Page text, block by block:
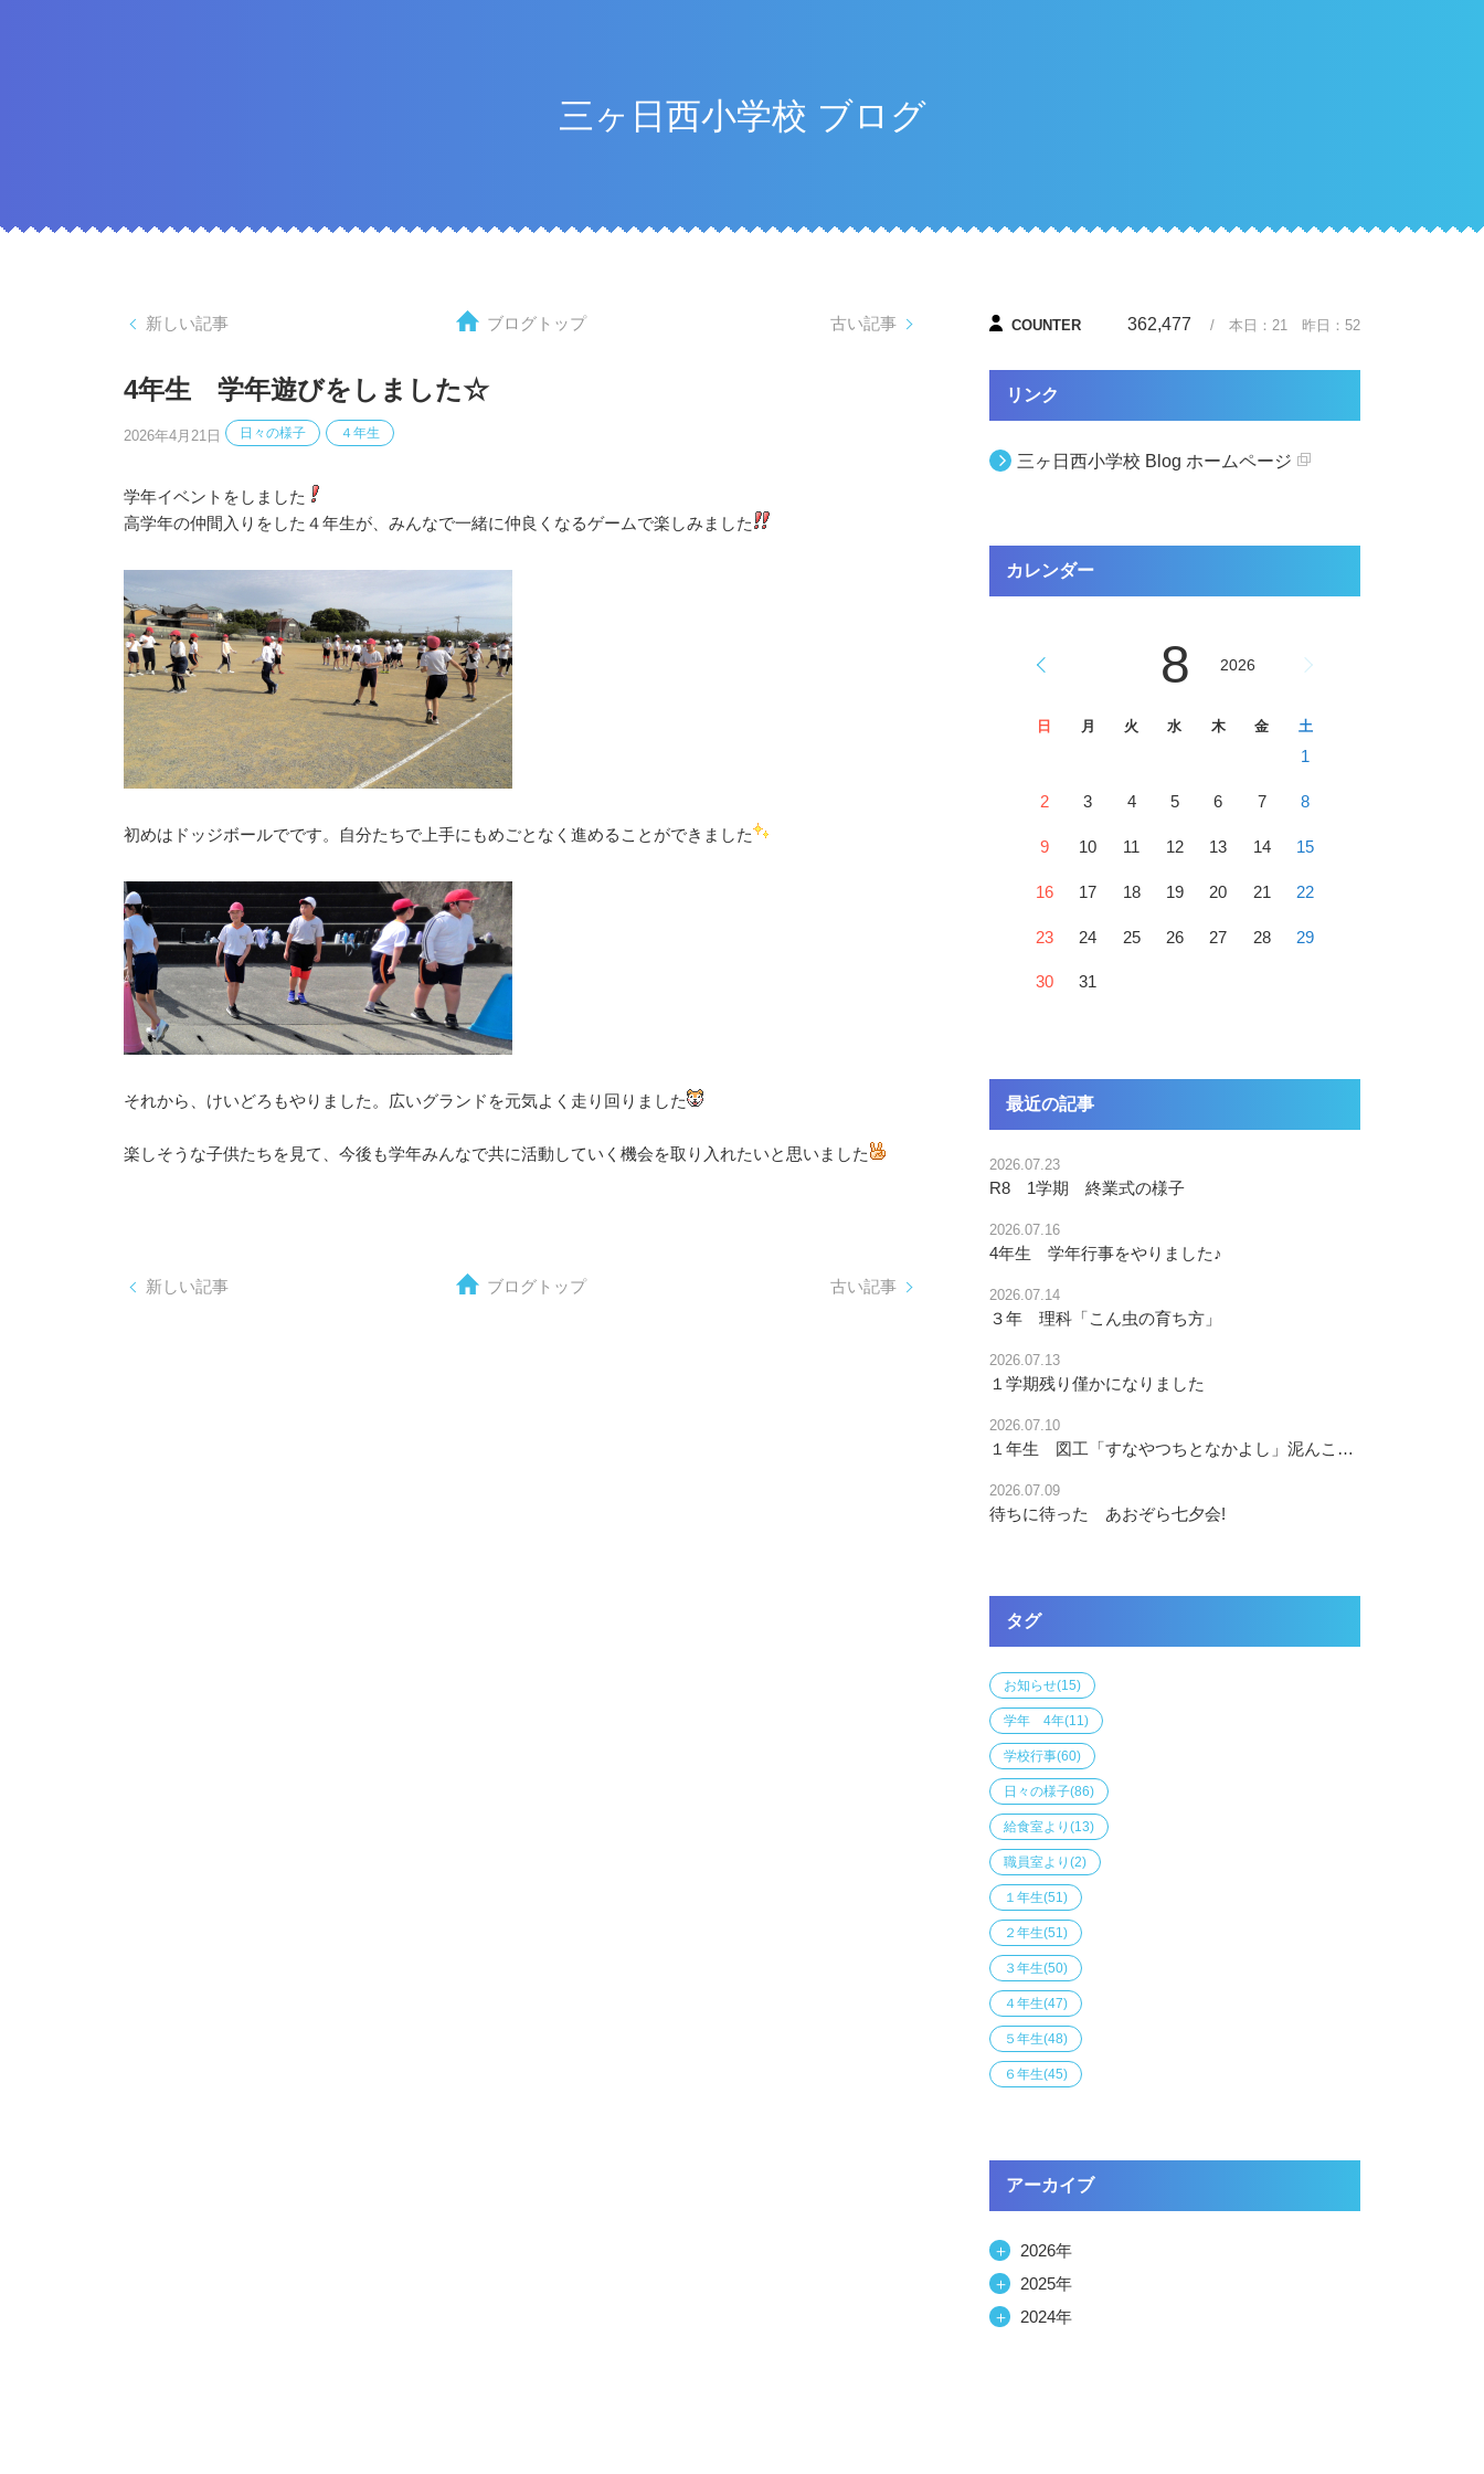
三ヶ日西小学校 ブログ
新しい記事 古い記事
ブログトップ
4年生 学年遊びをしました☆
2026年4月21日 日々の様子 ４年生
学年イベントをしました
高学年の仲間入りをした４年生が、みんなで一緒に仲良くなるゲームで楽しみました
初めはドッジボールでです。自分たちで上手にもめごとなく進めることができました
それから、けいどろもやりました。広いグランドを元気よく走り回りました
楽しそうな子供たちを見て、今後も学年みんなで共に活動していく機会を取り入れたいと思いました
新しい記事 古い記事
ブログトップ
COUNTER 362,477 / 本日： 21 昨日： 52
リンク
三ヶ日西小学校 Blog ホームページ
カレンダー
8 2026
日 月 火 水 木 金 土
1
2 3 4 5 6 7 8
9 10 11 12 13 14 15
16 17 18 19 20 21 22
23 24 25 26 27 28 29
30 31
最近の記事
2026.07.23
R8 1学期 終業式の様子
2026.07.16
4年生 学年行事をやりました♪
2026.07.14
３年 理科「こん虫の育ち方」
2026.07.13
１学期残り僅かになりました
2026.07.10
１年生 図工「すなやつちとなかよし」泥んこ、最高！
2026.07.09
待ちに待った あおぞら七夕会!
タグ
お知らせ(15)
学年 4年(11)
学校行事(60)
日々の様子(86)
給食室より (13)
職員室より (2)
１年生(51)
２年生(51)
３年生(50)
４年生(47)
５年生(48)
６年生(45)
アーカイブ
＋
2026年
＋
2025年
＋
2024年